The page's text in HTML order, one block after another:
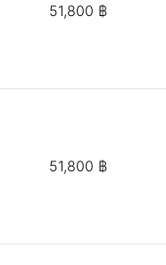
51,800 ฿
51,800 ฿